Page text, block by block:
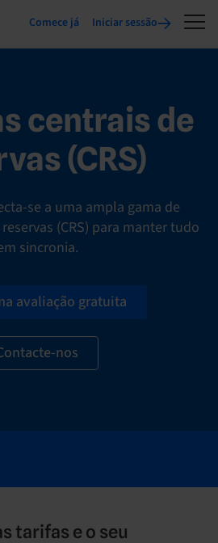
Comece já Iniciar sessão
centrais de
(CRS)
se a uma ampla gama de
(CRS) para manter tudo
sincronia.
avaliação gratuita
nos
tarifas e o seu